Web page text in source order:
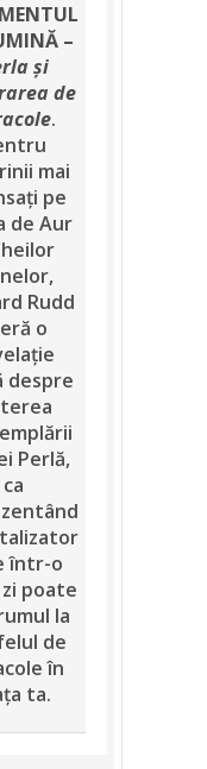
–
și
de
.
mai
pe
de Aur
Rudd
o
despre
Perlă,
ca
într-o
poate
la
de
în
ta.